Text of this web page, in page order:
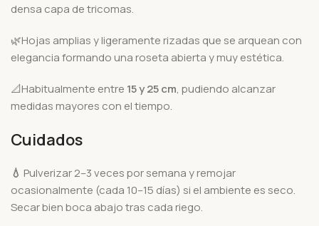
densa capa de tricomas.
🌿Hojas amplias y ligeramente rizadas que se arquean con
elegancia formando una roseta abierta y muy estética.
📐Habitualmente entre 15 y 25 cm, pudiendo alcanzar
medidas mayores con el tiempo.
Cuidados
💧 Pulverizar 2–3 veces por semana y remojar
ocasionalmente (cada 10–15 días) si el ambiente es seco.
Secar bien boca abajo tras cada riego.